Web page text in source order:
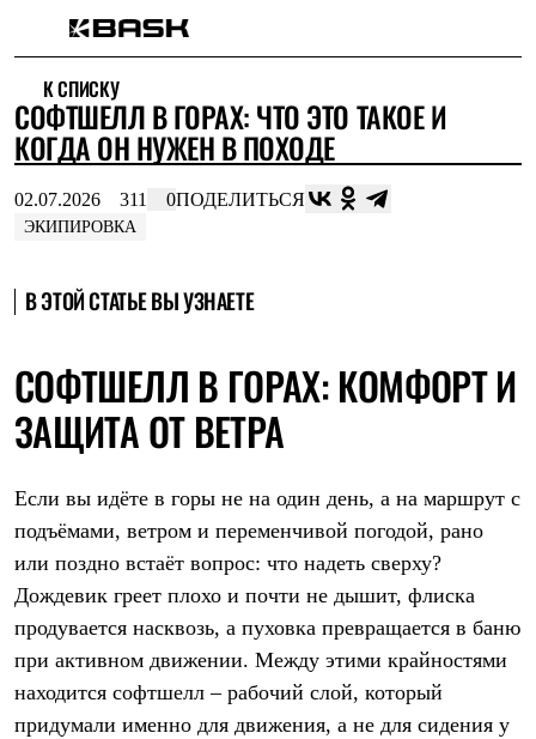
Интернет-магазин
Мужская одежда
Утепленная пухом
Куртки
Жилеты
Комбинезоны
Брюки
Штормовая одежда
Софтшелл одежда
Куртки
Брюки
Флисовая одежда
Брюки
Жилеты
Термобелье
Теплое термобелье
Среднее термобелье
Легкое термобелье
Лёгкая одежда
Футболки
Толстовки
Брюки
К СПИСКУ
СОФТШЕЛЛ В ГОРАХ: ЧТО ЭТО ТАКОЕ И
КОГДА ОН НУЖЕН В ПОХОДЕ
02.07.2026 311 0ПОДЕЛИТЬСЯ
ЭКИПИРОВКА
СОФТШЕЛЛ В ГОРАХ: КОМФОРТ И
ЗАЩИТА ОТ ВЕТРА
Если вы идёте в горы не на один день, а на маршрут с
подъёмами, ветром и переменчивой погодой, рано
или поздно встаёт вопрос: что надеть сверху?
Дождевик греет плохо и почти не дышит, флиска
продувается насквозь, а пуховка превращается в баню
при активном движении. Между этими крайностями
находится софтшелл – рабочий слой, который
придумали именно для движения, а не для сидения у
В ЭТОЙ СТАТЬЕ ВЫ УЗНАЕТЕ